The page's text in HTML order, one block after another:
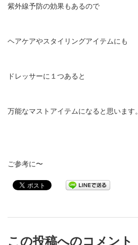
紫外線予防の効果もあるので
ヘアケアやスタイリングアイテムにも
ドレッサーに１つあると
万能なマストアイテムになると思います。
ご参考に〜
この投稿へのコメント